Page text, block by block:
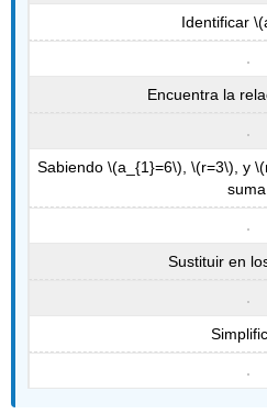
Identificar
Encuentra la
Sabiendo \(a_{1}=6\) \(r=3\) , y
suma.
Sustituir en